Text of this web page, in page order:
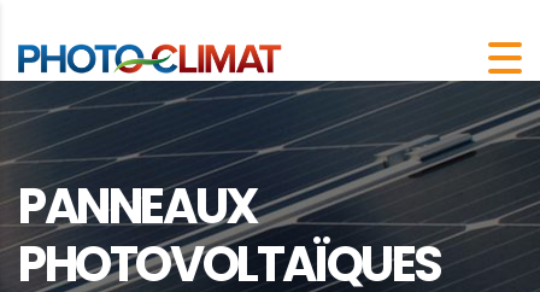
PANNEAUX
PHOTOVOLTAÏQUES